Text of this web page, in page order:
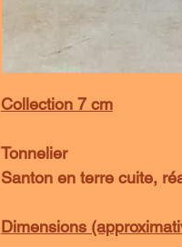
Collection 7 cm
Tonnelier
Santon en terre cuite,
Dimensions